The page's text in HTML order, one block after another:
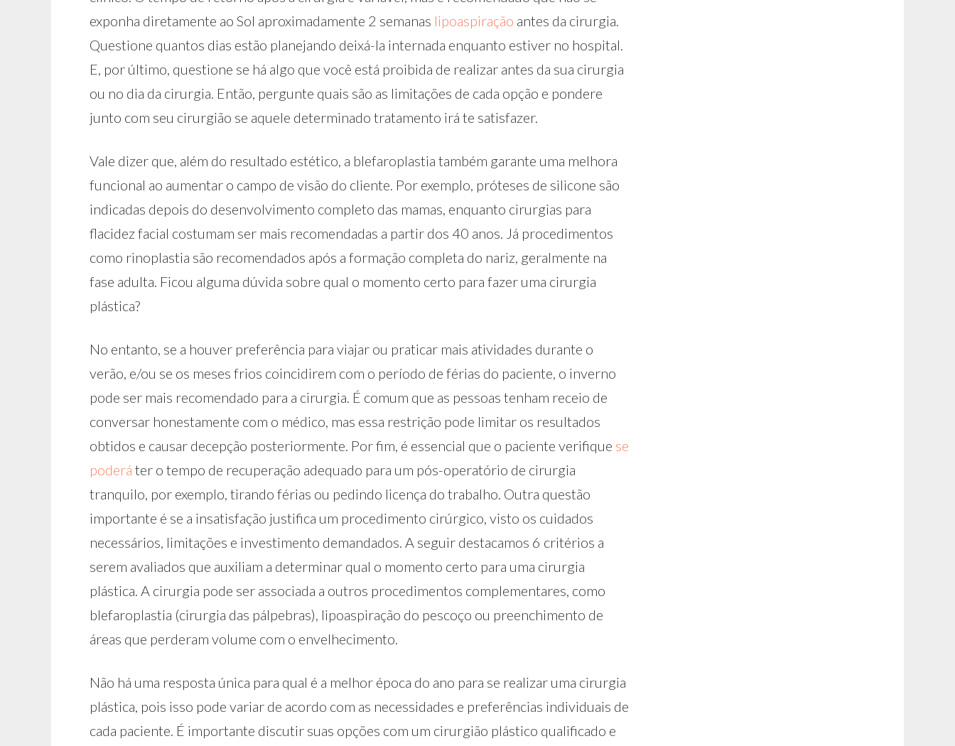
exponha diretamente ao Sol aproximadamente 2 semanas lipoaspiração antes da cirurgia.
Questione quantos dias estão planejando deixá-la internada enquanto estiver no hospital.
E, por último, questione se há algo que você está proibida de realizar antes da sua cirurgia
ou no dia da cirurgia. Então, pergunte quais são as limitações de cada opção e pondere
junto com seu cirurgião se aquele determinado tratamento irá te satisfazer.
Vale dizer que, além do resultado estético, a blefaroplastia também garante uma melhora
funcional ao aumentar o campo de visão do cliente. Por exemplo, próteses de silicone são
indicadas depois do desenvolvimento completo das mamas, enquanto cirurgias para
flacidez facial costumam ser mais recomendadas a partir dos 40 anos. Já procedimentos
como rinoplastia são recomendados após a formação completa do nariz, geralmente na
fase adulta. Ficou alguma dúvida sobre qual o momento certo para fazer uma cirurgia
plástica?
No entanto, se a houver preferência para viajar ou praticar mais atividades durante o
verão, e/ou se os meses frios coincidirem com o período de férias do paciente, o inverno
pode ser mais recomendado para a cirurgia. É comum que as pessoas tenham receio de
conversar honestamente com o médico, mas essa restrição pode limitar os resultados
obtidos e causar decepção posteriormente. Por fim, é essencial que o paciente verifique se
poderá ter o tempo de recuperação adequado para um pós-operatório de cirurgia
tranquilo, por exemplo, tirando férias ou pedindo licença do trabalho. Outra questão
importante é se a insatisfação justifica um procedimento cirúrgico, visto os cuidados
necessários, limitações e investimento demandados. A seguir destacamos 6 critérios a
serem avaliados que auxiliam a determinar qual o momento certo para uma cirurgia
plástica. A cirurgia pode ser associada a outros procedimentos complementares, como
blefaroplastia (cirurgia das pálpebras), lipoaspiração do pescoço ou preenchimento de
áreas que perderam volume com o envelhecimento.
Não há uma resposta única para qual é a melhor época do ano para se realizar uma cirurgia
plástica, pois isso pode variar de acordo com as necessidades e preferências individuais de
cada paciente. É importante discutir suas opções com um cirurgião plástico qualificado e